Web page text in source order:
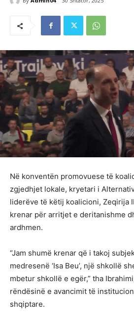
Në konventën promovuese të
zgjedhjet lokale, kryetari i
liderëve të këtij koalicioni, Zeqirija
krenar për arritjet e deritanishme
ardhmen.
“Jam shumë krenar që i takoj
medresenë ‘Isa Beu’, një shkollë
mbetur shkollë e egër,” tha
rëndësinë e avancimit të
shqiptare.